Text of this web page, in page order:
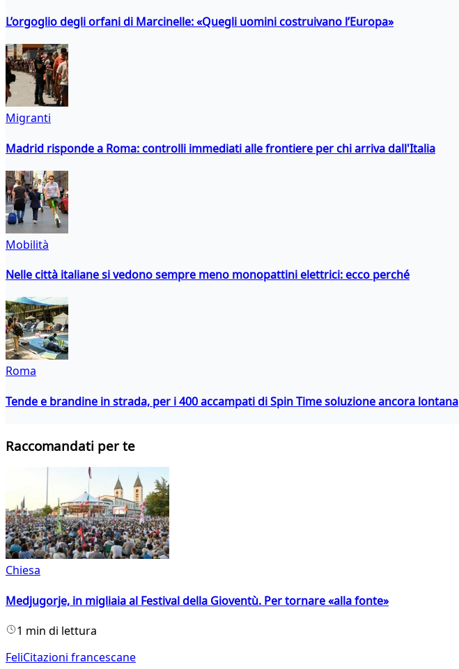
L’orgoglio degli orfani di Marcinelle: «Quegli uomini costruivano l’Europa»
Migranti
Madrid risponde a Roma: controlli immediati alle frontiere per chi arriva dall'Italia
Mobilità
Nelle città italiane si vedono sempre meno monopattini elettrici: ecco perché
Roma
Tende e brandine in strada, per i 400 accampati di Spin Time soluzione ancora lontana
Raccomandati per te
Chiesa
Medjugorje, in migliaia al Festival della Gioventù. Per tornare «alla fonte»
1 min di lettura
FeliCitazioni francescane